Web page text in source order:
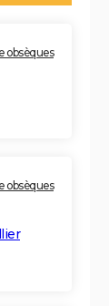
obsèques
obsèques